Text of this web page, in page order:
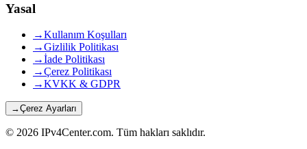
Yasal
→Kullanım Koşulları
→Gizlilik Politikası
→İade Politikası
→Çerez Politikası
→KVKK & GDPR
→Çerez Ayarları
© 2026 IPv4Center.com. Tüm hakları saklıdır.